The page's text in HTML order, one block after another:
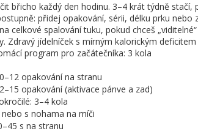
břicho každý den hodinu. 3–4 krát týdně stačí,
přidej opakování, sérii, délku prku nebo
celkové spalování tuku, pokud chceš
Zdravý jídelníček s mírným kalorickým
program pro začátečníka: 3 kola
opakování na stranu
opakování (aktivace pánve a zad)
3–4 kola
nebo s nohama na míči
s na stranu